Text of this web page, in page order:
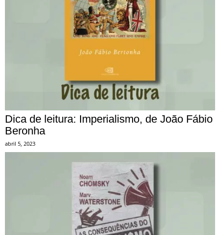
Dica de leitura: Imperialismo, de João Fábio
Beronha
abril 5, 2023